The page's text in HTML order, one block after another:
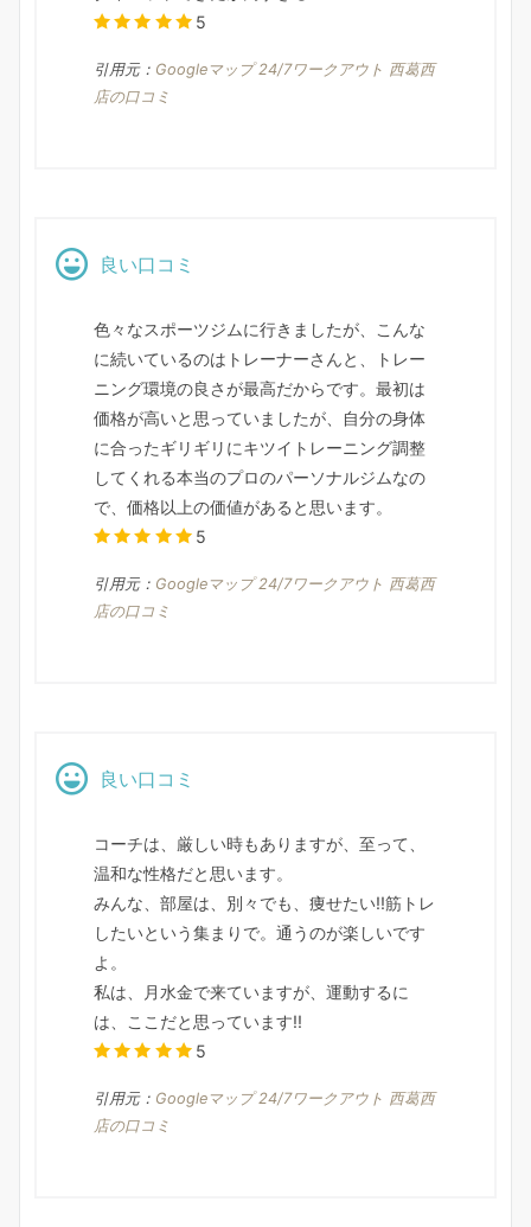
5
引用元： Googleマップ 24/7ワークアウト 西葛西
店の口コミ
良い口コミ
色々なスポーツジムに行きましたが、こんな
に続いているのはトレーナーさんと、トレー
ニング環境の良さが最高だからです。最初は
価格が高いと思っていましたが、自分の身体
に合ったギリギリにキツイトレーニング調整
してくれる本当のプロのパーソナルジムなの
で、価格以上の価値があると思います。
5
引用元： Googleマップ 24/7ワークアウト 西葛西
店の口コミ
良い口コミ
コーチは、厳しい時もありますが、至って、
温和な性格だと思います。
みんな、部屋は、別々でも、痩せたい!!筋トレ
したいという集まりで。通うのが楽しいです
よ。
私は、月水金で来ていますが、運動するに
は、ここだと思っています!!
5
引用元： Googleマップ 24/7ワークアウト 西葛西
店の口コミ